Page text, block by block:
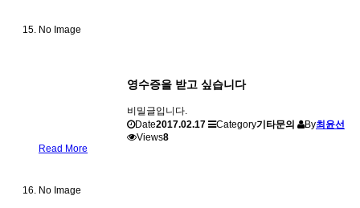
No Image
영수증을 받고 싶습니다
비밀글입니다.
Date2017.02.17 Category기타문의 By최윤선
Views8
Read More
No Image